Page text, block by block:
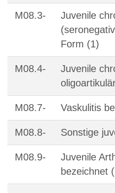
M08.3-
Juvenile
Form (1)
M08.4-
Juvenile
M08.7- Vaskulitis
M08.8- Sonstige
M08.9-
Juvenile
bezeichnet